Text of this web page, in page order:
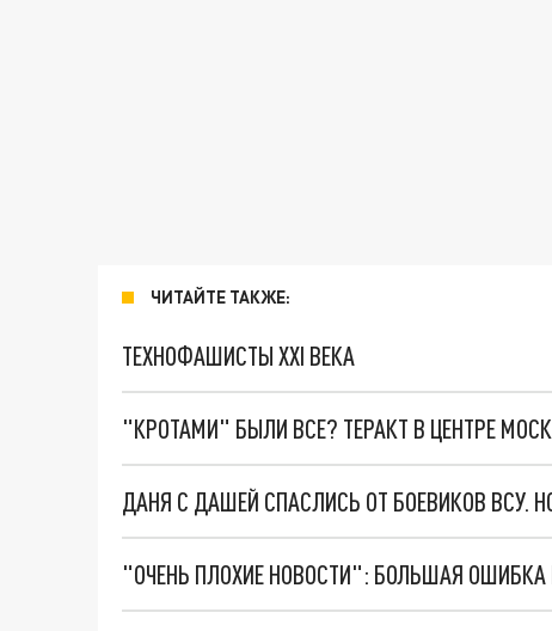
ЧИТАЙТЕ ТАКЖЕ:
ТЕХНОФАШИСТЫ XXI ВЕКА
"КРОТАМИ" БЫЛИ ВСЕ? ТЕРАКТ В ЦЕНТРЕ
ДАНЯ С ДАШЕЙ СПАСЛИСЬ ОТ БОЕВИКОВ ВСУ.